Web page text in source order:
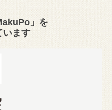
」を
います